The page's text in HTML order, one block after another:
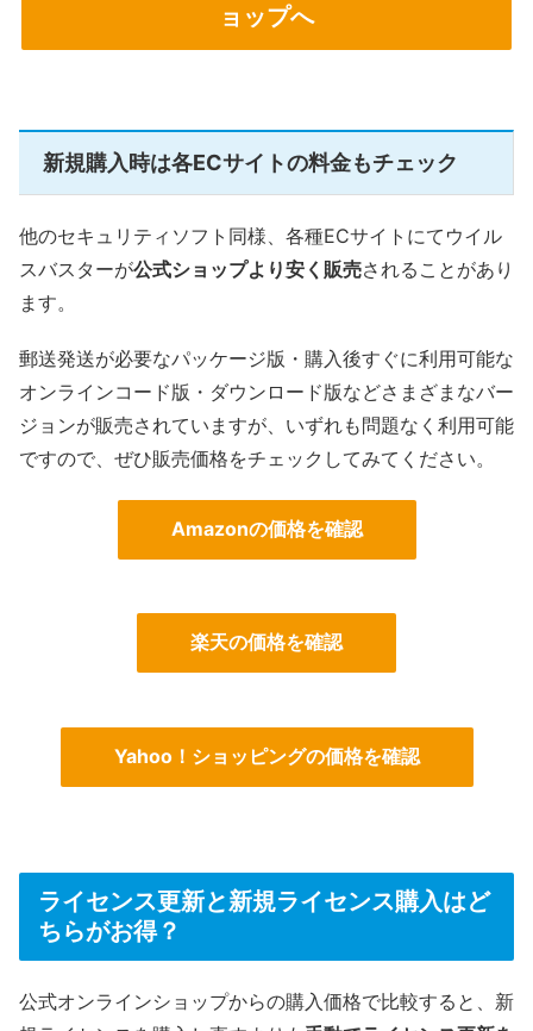
ョップへ
新規購入時は各ECサイトの料金もチェック
他のセキュリティソフト同様、各種ECサイトにてウイル
スバスターが公式ショップより安く販売されることがあり
ます。
郵送発送が必要なパッケージ版・購入後すぐに利用可能な
オンラインコード版・ダウンロード版などさまざまなバー
ジョンが販売されていますが、いずれも問題なく利用可能
ですので、ぜひ販売価格をチェックしてみてください。
Amazonの価格を確認
楽天の価格を確認
Yahoo！ショッピングの価格を確認
ライセンス更新と新規ライセンス購入はど
ちらがお得？
公式オンラインショップからの購入価格で比較すると、新